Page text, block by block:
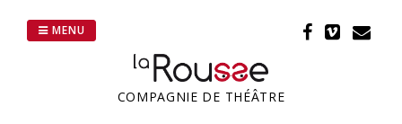
COMPAGNIE DE THÉÂTRE
MENU